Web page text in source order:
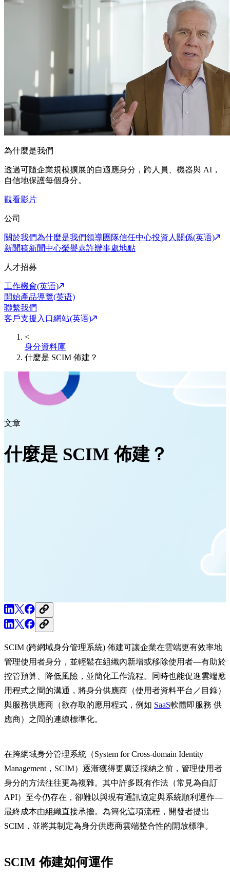
為什麼是我們
透過可隨企業規模擴展的自適應身分，跨人員、機器與 AI，
自信地保護每個身分。
觀看影片
公司
關於我們為什麼是我們領導團隊信任中心投資人關係(英语)
新聞稿新聞中心榮譽嘉許辦事處地點
人才招募
工作機會(英语)
開始產品導覽(英语)
聯繫我們
客戶支援入口網站(英语)
<
身分資料庫
什麼是 SCIM 佈建？
文章
什麼是 SCIM 佈建？
SCIM (跨網域身分管理系統) 佈建可讓企業在雲端更有效率地
管理使用者身分，並輕鬆在組織內新增或移除使用者—有助於
控管預算、降低風險，並簡化工作流程。同時也能促進雲端應
用程式之間的溝通，將身分供應商（使用者資料平台／目錄）
與服務供應商（欲存取的應用程式，例如 SaaS軟體即服務 供
應商）之間的連線標準化。
在跨網域身分管理系統（System for Cross-domain Identity
Management，SCIM）逐漸獲得更廣泛採納之前，管理使用者
身分的方法往往更為複雜。其中許多既有作法（常見為自訂
API）至今仍存在，卻難以與現有通訊協定與系統順利運作—
最終成本由組織直接承擔。為簡化這項流程，開發者提出
SCIM，並將其制定為身分供應商雲端整合性的開放標準。
SCIM 佈建如何運作